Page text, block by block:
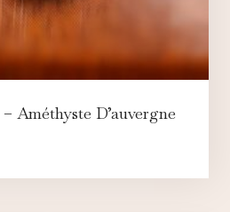
Améthyste D’auvergne